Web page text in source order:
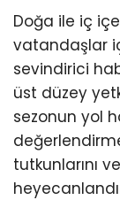
Doğa ile iç
vatandaşlar
sevindirici
üst düzey
sezonun yol
tutkunlarını